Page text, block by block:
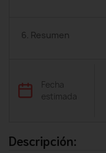
6. Resumen
Fecha
estimada
Descripción: